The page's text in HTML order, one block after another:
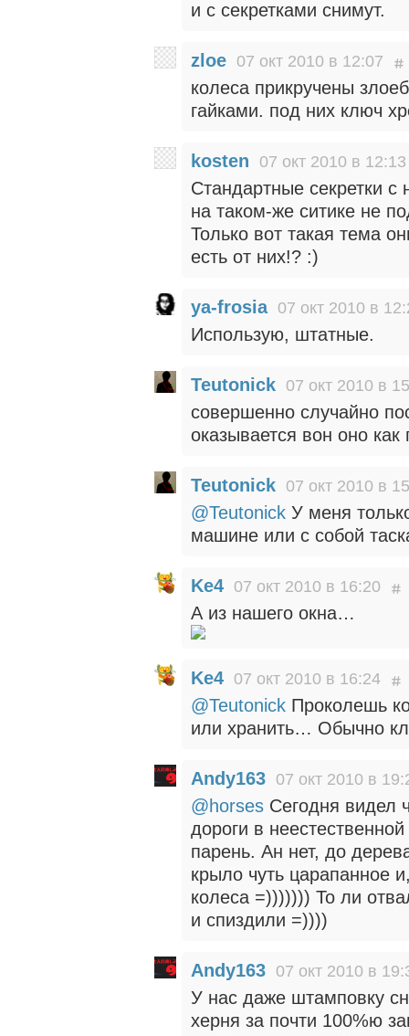
и с секретками снимут.
zloe 07 окт 2010 в 12:07
колеса прикручены
гайками. под них ключ
kosten 07 окт 2010 в 12:13
Стандартные секретки с
на таком-же ситике не
Только вот такая тема
есть от них!? :)
ya-frosia 07 окт 2010 в
Использую, штатные.
Teutonick 07 окт 2010 в
совершенно случайно
оказывается вон оно как
Teutonick 07 окт 2010 в
@Teutonick У меня
машине или с собой
Ke4 07 окт 2010 в 16:20
А из нашего окна…
Ke4 07 окт 2010 в 16:24
@Teutonick Проколешь
или хранить… Обычно
Andy163 07 окт 2010 в
@horses Сегодня видел
дороги в
парень. Ан нет, до
крыло чуть царапанное
колеса =))))))) То ли
и спиздили =))))
Andy163 07 окт 2010 в
У нас даже штамповку
херня за почти 100%ю